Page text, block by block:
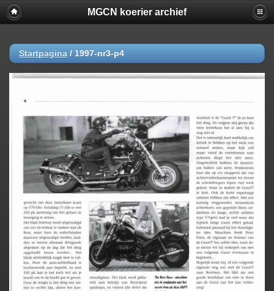
MGCN koerier archief
Startpagina / 1997-nr3-p4